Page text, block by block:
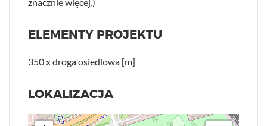
ELEMENTY PROJEKTU
350 x droga osiedlowa [m]
LOKALIZACJA